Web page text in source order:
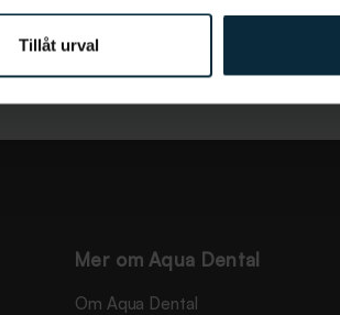
Tillåt urval
Mer om Aqua Dental
Om Aqua Dental